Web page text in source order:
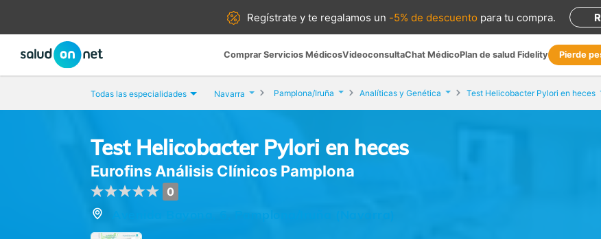
Regístrate yte regalamos un -5% de descuento para tu compra.
Comprar Servicios MédicosVideoconsultaChat MédicoPlan de salud Fidelity Pierde
Todas las especialidades Navarra Pamplona/Iruña Analíticas y Genética Test Helicobacter Pylori en heces
Test Helicobacter Pylori en heces
Eurofins Análisis Clínicos Pamplona
0